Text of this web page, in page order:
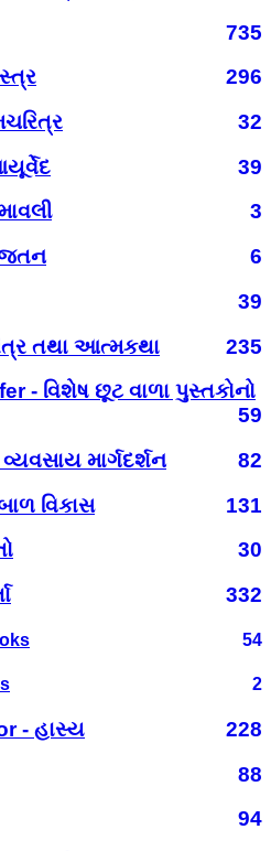
735
296
32
39
3
જતન
6
39
તથા આત્મકથા
235
- વિશેષ છૂટ વાળા પુસ્તકોનો
59
માર્ગદર્શન
82
વિકાસ
131
30
332
54
2
- હાસ્ય
228
88
94